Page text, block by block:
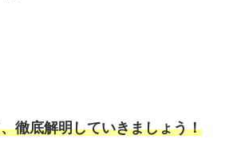
徹底解明していきましょう！